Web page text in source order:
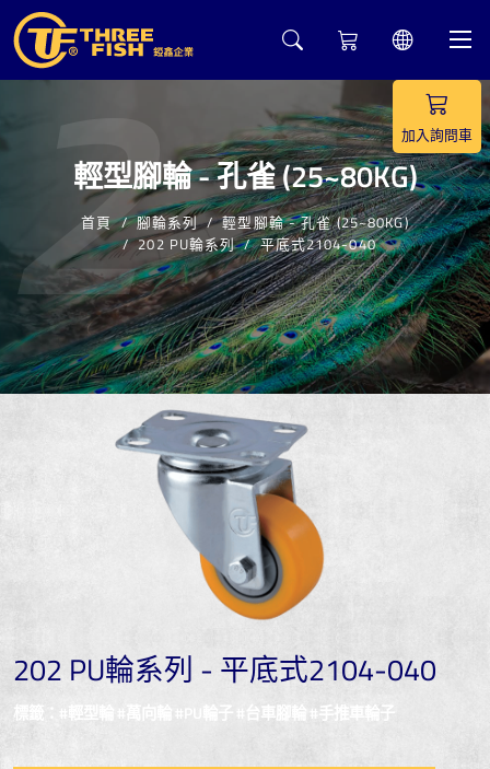
輕型腳輪 - 孔雀 (25~80KG)
首頁 腳輪系列
輕型腳輪 - 孔雀 (25~80KG)
202 PU輪系列
平底式2104-040
加入詢問車
2
202 PU輪系列 - 平底式2104-040
標籤：#輕型輪 #萬向輪 #PU輪子 #台車腳輪 #手推車輪子